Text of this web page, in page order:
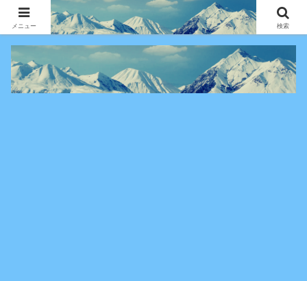
アニメ・漫画・VOD作品の見どころ、配信情報、登場人物や物語の考察を、作
品別・ジャンル別に分かりやすく紹介する専門ブログです。
メニュー 検索